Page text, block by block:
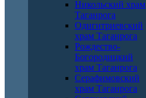
Никольский храм
Таганрога
Одигитриевский
храм Таганрога
Рождество-
Богородицкий
храм Таганрога
Серафимовский
храм Таганрога